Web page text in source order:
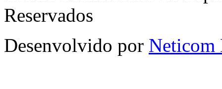
Reservados
Desenvolvido por Neticom